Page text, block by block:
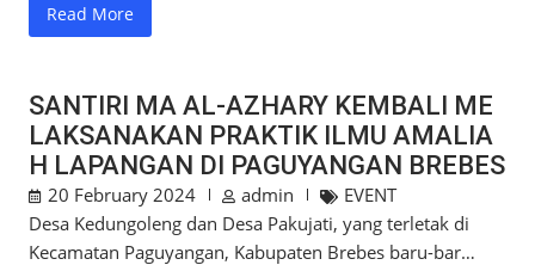
Read More
SANTIRI MA AL-AZHARY KEMBALI ME
LAKSANAKAN PRAKTIK ILMU AMALIA
H LAPANGAN DI PAGUYANGAN BREBES
20 February 2024 admin
EVENT
Desa Kedungoleng dan Desa Pakujati, yang terletak di
Kecamatan Paguyangan, Kabupaten Brebes baru-bar…